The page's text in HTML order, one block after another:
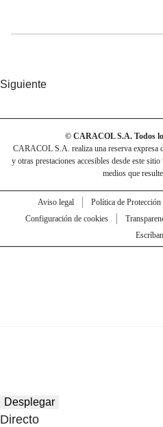
Siguiente
© CARACOL S.A. Todos
CARACOL S.A. realiza una reserva expresa
y otras prestaciones accesibles desde este
medios que
Aviso legal Política de Protección
Configuración de cookies
Desplegar
Directo